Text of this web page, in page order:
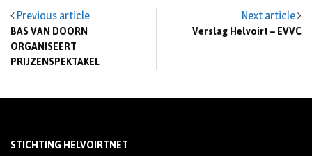
Previous article
BAS VAN DOORN
ORGANISEERT
PRIJZENSPEKTAKEL
Next article
Verslag Helvoirt – EVVC
STICHTING HELVOIRTNET